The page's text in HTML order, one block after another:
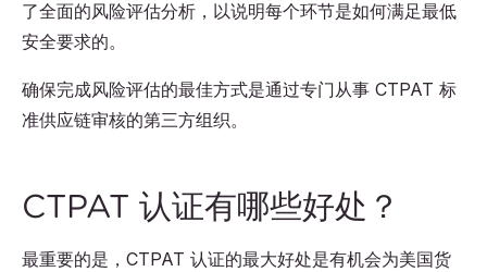
了全面的风险评估分析，以说明每个环节是如何满足最低
安全要求的。
确保完成风险评估的最佳方式是通过专门从事 CTPAT 标
准供应链审核的第三方组织。
CTPAT 认证有哪些好处？
最重要的是，CTPAT 认证的最大好处是有机会为美国货